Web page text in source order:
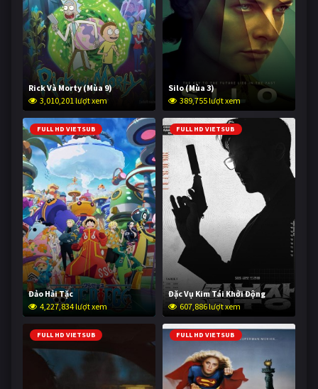
Rick Và Morty (Mùa 9)
3,010,201 lượt xem
Silo (Mùa 3)
389,755 lượt xem
FULL HD VIETSUB
Đảo Hải Tặc
4,227,834 lượt xem
FULL HD VIETSUB
Đặc Vụ Kim Tái Khởi Động
607,886 lượt xem
FULL HD VIETSUB FULL HD VIETSUB